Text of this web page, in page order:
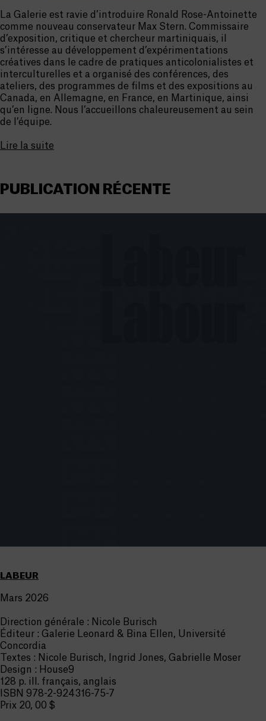
La Galerie est ravie d’introduire Ronald Rose-Antoinette
comme nouveau conservateur Max Stern. Commissaire
d’exposition, critique et chercheur martiniquais, il
s’intéresse au développement d’expérimentations
créatives dans le cadre de pratiques anticolonialistes et
interculturelles et a organisé des conférences, des
ateliers, des programmes de films et des expositions au
Canada, en Allemagne, en France, en Martinique, ainsi
qu’en ligne. Nous l’accueillons chaleureusement au sein
de l’équipe.
Lire la suite
PUBLICATION RÉCENTE
LABEUR
Mars 2026
Direction générale : Nicole Burisch
Éditeur : Galerie Leonard & Bina Ellen, Université
Concordia
Textes : Nicole Burisch, Ingrid Jones, Gabrielle Moser
Design : House9
128 p. ill. français, anglais
ISBN 978-2-924316-75-7
Prix 20, 00 $